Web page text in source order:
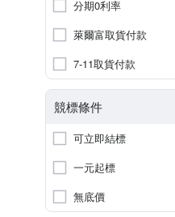
分期0利率
萊爾富取貨付款
7-11取貨付款
競標條件
可立即結標
一元起標
無底價